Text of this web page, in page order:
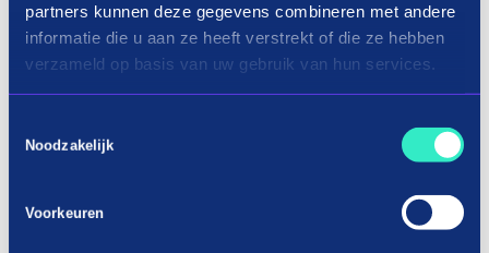
partners kunnen deze gegevens combineren met andere
informatie die u aan ze heeft verstrekt of die ze hebben
verzameld op basis van uw gebruik van hun services.
Noodzakelijk
Voorkeuren